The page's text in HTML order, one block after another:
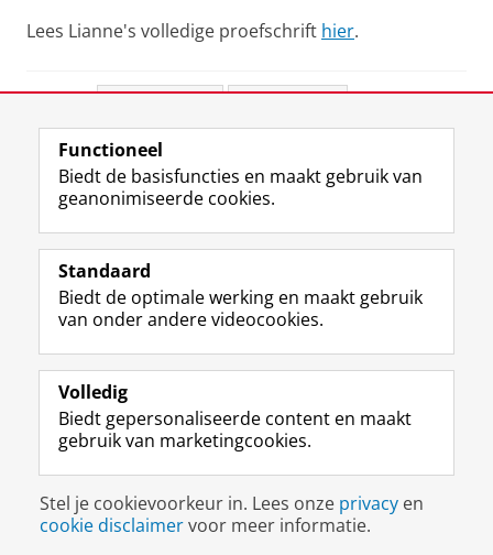
Lees Lianne's volledige proefschrift hier.
View this page in:
Volg de RUG
F
a
e
b
o
p
a
g
i
n
a
L
i
k
e
I
-
p
a
g
i
n
R
S
-
f
e
R
i
k
s
u
I
n
t
r
m
-
c
c
o
Y
o
T
e
k
a
a
a
Studiekiezers
Alumni
Over ons
Disclaimer & Copyright
Inloggen
Functioneel
Biedt de basisfuncties en maakt gebruik van
geanonimiseerde cookies.
Standaard
Biedt de optimale werking en maakt gebruik
van onder andere videocookies.
Volledig
Biedt gepersonaliseerde content en maakt
gebruik van marketingcookies.
Stel je cookievoorkeur in. Lees onze privacy en
cookie disclaimervoor meer informatie.